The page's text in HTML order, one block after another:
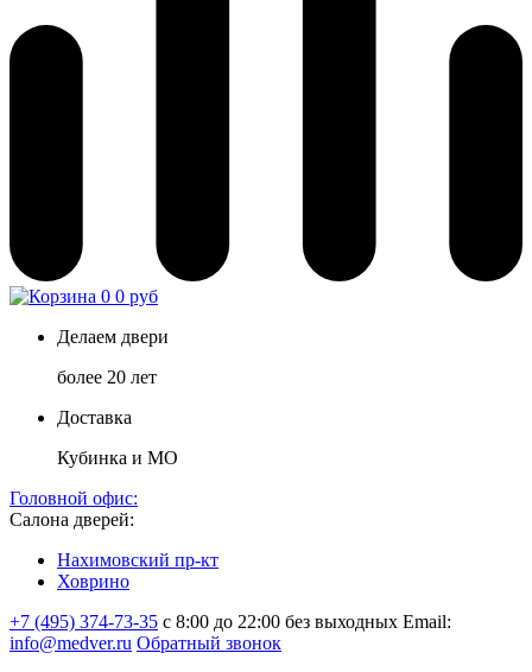
0 0 руб
Делаем двери
более 20 лет
Доставка
Кубинка и МО
Головной офис:
Салона дверей:
Нахимовский пр-кт
Ховрино
+7 (495) 374-73-35 с 8:00 до 22:00 без выходных Email:
info@medver.ru Обратный звонок